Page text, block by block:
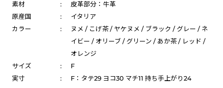
素材
:
皮革部分：牛革
原産国
:
イタリア
カラー
:
ヌメ / こげ茶 / ヤケヌメ / ブラック / グレー / ネ
イビー / オリーブ / グリーン / あか茶 / レッド /
オレンジ
サイズ
:
F
実寸
: F：タテ29 ヨコ30 マチ11 持ち手上がり24